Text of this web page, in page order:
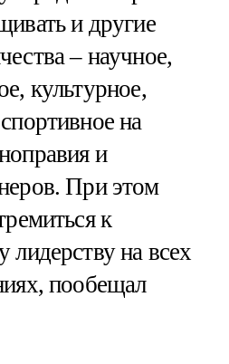
и другие
– научное,
культурное,
на
и
При этом
к
лидерству на всех
пообещал